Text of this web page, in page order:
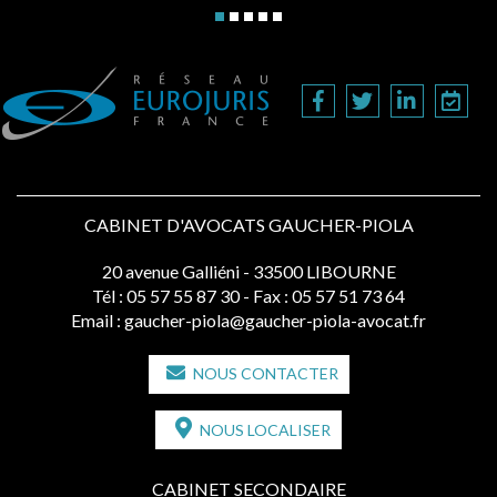
CABINET D'AVOCATS GAUCHER-PIOLA
20 avenue Galliéni - 33500 LIBOURNE
Tél : 05 57 55 87 30 - Fax : 05 57 51 73 64
Email : gaucher-piola@gaucher-piola-avocat.fr
NOUS CONTACTER
NOUS LOCALISER
CABINET SECONDAIRE